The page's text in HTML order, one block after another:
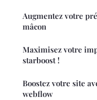
Augmentez votre
mâcon
Maximisez votre
starboost !
Boostez votre site
webflow